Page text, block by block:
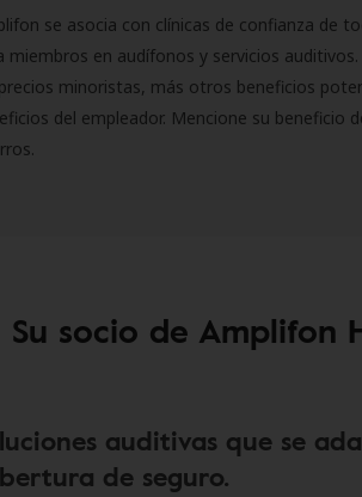
se asocia con clínicas de confianza de
miembros en audífonos y servicios
minoristas, más otros beneficios
del empleador. Mencione su beneficio
Su socio de Amplifon
auditivas que se
de seguro.